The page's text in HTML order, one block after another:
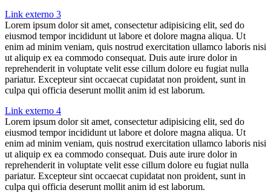
Link externo 3
Lorem ipsum dolor sit amet, consectetur adipisicing elit, sed do
eiusmod tempor incididunt ut labore et dolore magna aliqua. Ut
enim ad minim veniam, quis nostrud exercitation ullamco laboris nisi
ut aliquip ex ea commodo consequat. Duis aute irure dolor in
reprehenderit in voluptate velit esse cillum dolore eu fugiat nulla
pariatur. Excepteur sint occaecat cupidatat non proident, sunt in
culpa qui officia deserunt mollit anim id est laborum.
Link externo 4
Lorem ipsum dolor sit amet, consectetur adipisicing elit, sed do
eiusmod tempor incididunt ut labore et dolore magna aliqua. Ut
enim ad minim veniam, quis nostrud exercitation ullamco laboris nisi
ut aliquip ex ea commodo consequat. Duis aute irure dolor in
reprehenderit in voluptate velit esse cillum dolore eu fugiat nulla
pariatur. Excepteur sint occaecat cupidatat non proident, sunt in
culpa qui officia deserunt mollit anim id est laborum.